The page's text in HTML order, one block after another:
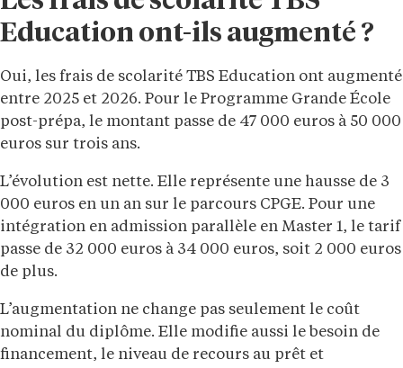
Education ont-ils augmenté ?
Oui, les frais de scolarité TBS Education ont augmenté
entre 2025 et 2026. Pour le Programme Grande École
post-prépa, le montant passe de 47 000 euros à 50 000
euros sur trois ans.
L’évolution est nette. Elle représente une hausse de 3
000 euros en un an sur le parcours CPGE. Pour une
intégration en admission parallèle en Master 1, le tarif
passe de 32 000 euros à 34 000 euros, soit 2 000 euros
de plus.
L’augmentation ne change pas seulement le coût
nominal du diplôme. Elle modifie aussi le besoin de
financement, le niveau de recours au prêt et